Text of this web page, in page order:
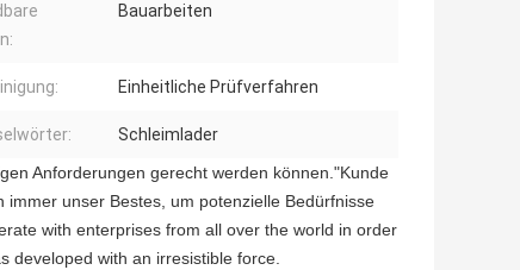
Bauarbeiten
Einheitliche Prüfverfahren
Schleimlader
Anforderungen gerecht werden können."Kunde
unser Bestes, um potenzielle Bedürfnisse
with enterprises from all over the world in order
developed with an irresistible force.